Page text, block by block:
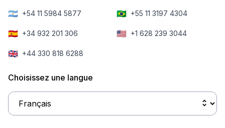
🇦🇷 +54 11 5984 5877 🇧🇷 +55 11 3197 4304
🇪🇸 +34 932 201 306 🇺🇸 +1 628 239 3044
🇬🇧 +44 330 818 6288
Choisissez une langue